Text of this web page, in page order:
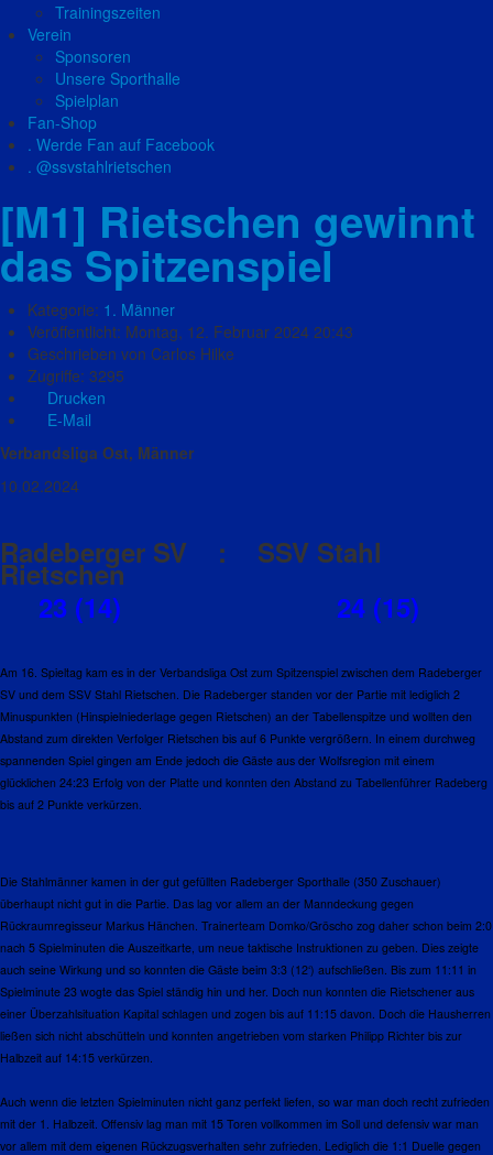
Trainingszeiten
Verein
Sponsoren
Unsere Sporthalle
Spielplan
Fan-Shop
. Werde Fan auf Facebook
. @ssvstahlrietschen
[M1] Rietschen gewinnt
das Spitzenspiel
Kategorie: 1. Männer
Veröffentlicht: Montag, 12. Februar 2024 20:43
Geschrieben von Carlos Hilke
Zugriffe: 3295
Drucken
E-Mail
Verbandsliga Ost, Männer
10.02.2024
Radeberger SV : SSV Stahl
Rietschen
23 (14) 24 (15)
Am 16. Spieltag kam es in der Verbandsliga Ost zum Spitzenspiel zwischen dem Radeberger
SV und dem SSV Stahl Rietschen. Die Radeberger standen vor der Partie mit lediglich 2
Minuspunkten (Hinspielniederlage gegen Rietschen) an der Tabellenspitze und wollten den
Abstand zum direkten Verfolger Rietschen bis auf 6 Punkte vergrößern. In einem durchweg
spannenden Spiel gingen am Ende jedoch die Gäste aus der Wolfsregion mit einem
glücklichen 24:23 Erfolg von der Platte und konnten den Abstand zu Tabellenführer Radeberg
bis auf 2 Punkte verkürzen.
Die Stahlmänner kamen in der gut gefüllten Radeberger Sporthalle (350 Zuschauer)
überhaupt nicht gut in die Partie. Das lag vor allem an der Manndeckung gegen
Rückraumregisseur Markus Hänchen. Trainerteam Domko/Gröscho zog daher schon beim 2:0
nach 5 Spielminuten die Auszeitkarte, um neue taktische Instruktionen zu geben. Dies zeigte
auch seine Wirkung und so konnten die Gäste beim 3:3 (12‘) aufschließen. Bis zum 11:11 in
Spielminute 23 wogte das Spiel ständig hin und her. Doch nun konnten die Rietschener aus
einer Überzahlsituation Kapital schlagen und zogen bis auf 11:15 davon. Doch die Hausherren
ließen sich nicht abschütteln und konnten angetrieben vom starken Philipp Richter bis zur
Halbzeit auf 14:15 verkürzen.
Auch wenn die letzten Spielminuten nicht ganz perfekt liefen, so war man doch recht zufrieden
mit der 1. Halbzeit. Offensiv lag man mit 15 Toren vollkommen im Soll und defensiv war man
vor allem mit dem eigenen Rückzugsverhalten sehr zufrieden. Lediglich die 1:1 Duelle gegen